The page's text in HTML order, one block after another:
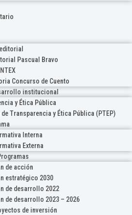
Pascual Bravo
Concurso de Cuento
institucional
y Ética Pública
Transparencia y Ética Pública (PTEP)
Interna
Externa
de acción
estratégico 2030
de desarrollo 2022
de desarrollo 2023 – 2026
de inversión